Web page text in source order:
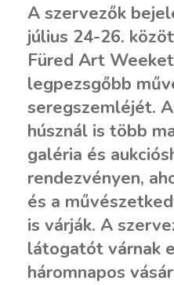
A szervezők
július 24-26.
Füred Art
legpezsgőbb
seregszemléjét. A
húsznál is több
galéria és
rendezvényen,
és a
is várják. A
látogatót várnak
háromnapos